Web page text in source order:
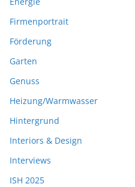
Firmenportrait
Förderung
Garten
Genuss
Heizung/Warmwasser
Hintergrund
Interiors & Design
Interviews
ISH 2025